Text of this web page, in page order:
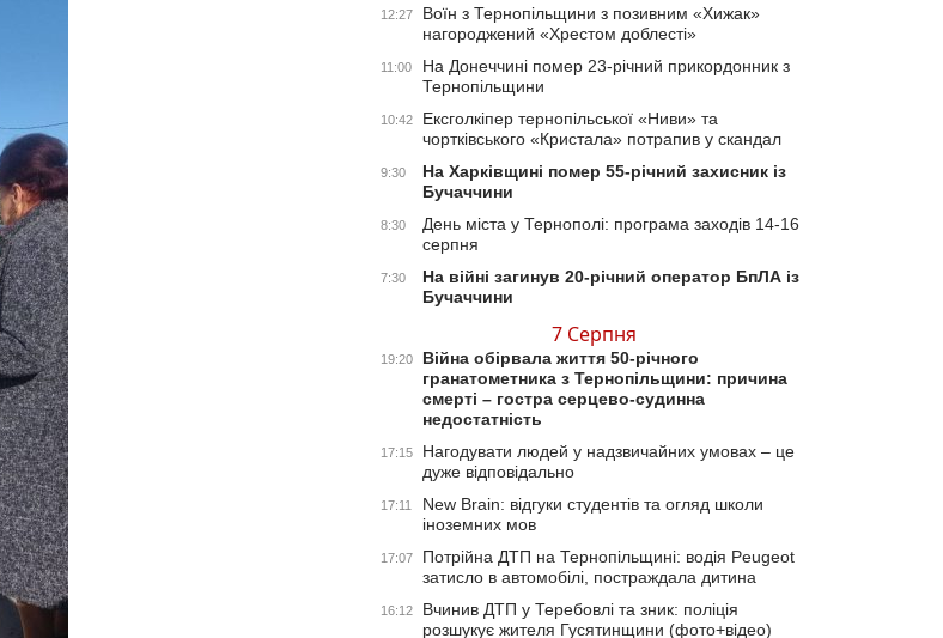
12:27
Воїн з Тернопільщини з позивним «Хижак»
нагороджений «Хрестом доблесті»
11:00
На Донеччині помер 23-річний прикордонник з
Тернопільщини
10:42
Ексголкіпер тернопільської «Ниви» та
чортківського «Кристала» потрапив у скандал
9:30
На Харківщині помер 55-річний захисник із
Бучаччини
8:30
День міста у Тернополі: програма заходів 14-16
серпня
7:30
На війні загинув 20-річний оператор БпЛА із
Бучаччини
7 Серпня
19:20
Війна обірвала життя 50-річного
гранатометника з Тернопільщини: причина
смерті – гостра серцево-судинна
недостатність
17:15
Нагодувати людей у надзвичайних умовах – це
дуже відповідально
17:11
New Brain: відгуки студентів та огляд школи
іноземних мов
17:07
Потрійна ДТП на Тернопільщині: водія Peugeot
затисло в автомобілі, постраждала дитина
16:12
Вчинив ДТП у Теребовлі та зник: поліція
розшукує жителя Гусятинщини (фото+відео)